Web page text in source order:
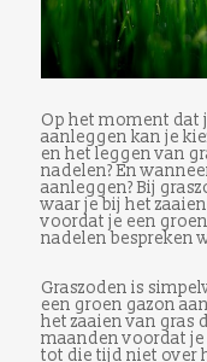
Op het moment dat
aanleggen kan je
en het leggen van
nadelen? En
aanleggen? Bij
waar je bij het
voordat je een
nadelen bespreken
Graszoden is
een groen gazon
het zaaien van gras
maanden voordat
tot die tijd niet over